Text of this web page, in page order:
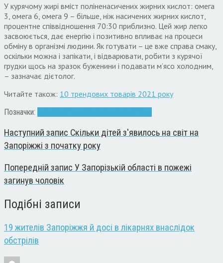
У курячому жирі вміст поліненасичених жирних кислот: омега
3, омега 6, омега 9 – більше, ніж насичених жирних кислот,
процентне співвідношення 70:30 приблизно. Цей жир легко
засвоюється, дає енергію і позитивно впливає на процеси
обміну в організмі людини. Як готувати – це вже справа смаку,
оскільки можна і запікати, і відварювати, робити з курячої
грудки щось на зразок буженини і подавати м’ясо холодним,
– зазначає дієтолог.
Читайте також: 10 трендових товарів 2021 року
Позначки:
Наступний запис Скільки дітей з'явилось на світ на
Запоріжжі з початку року
Попередній запис У Запорізькій області в пожежі
загинув чоловік
Подібні записи
19 жителів Запоріжжя й досі в лікарнях внаслідок
обстрілів